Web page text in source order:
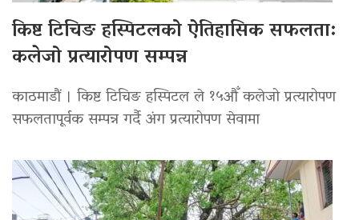
किष्ट टिचिङ हस्पिटलको ऐतिहासिक सफलता:
कलेजो प्रत्यारोपण सम्पन्न
काठमाडौं । किष्ट टिचिङ हस्पिटल ले १५औँ कलेजो प्रत्यारोपण
सफलतापूर्वक सम्पन्न गर्दै अंग प्रत्यारोपण सेवामा